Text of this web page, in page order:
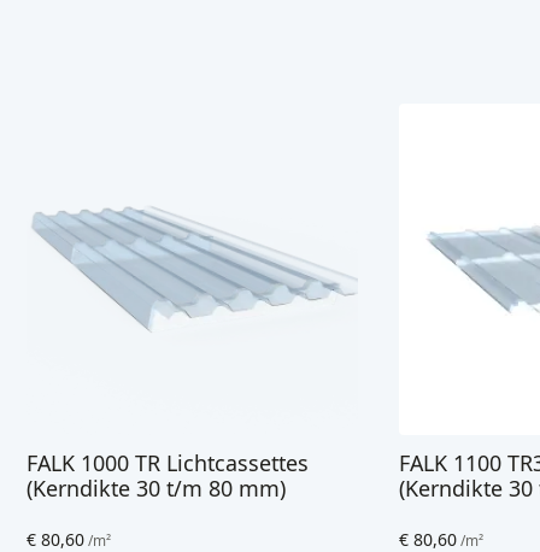
FALK 1000 TR Lichtcassettes
(Kerndikte 30 t/m 80 mm)
€ 80,60 /m²
FALK 1100
(Kerndikte
€80,60/m²